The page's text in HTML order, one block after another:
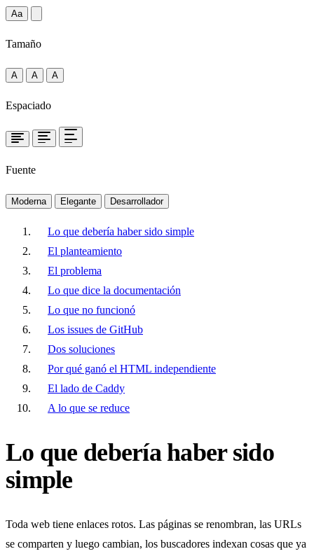
Aa
Tamaño
A A A
Espaciado
Fuente
Moderna Elegante Desarrollador
Lo que debería haber sido simple
El planteamiento
El problema
Lo que dice la documentación
Lo que no funcionó
Los issues de GitHub
Dos soluciones
Por qué ganó el HTML independiente
El lado de Caddy
A lo que se reduce
Lo que debería haber sido
simple
Toda web tiene enlaces rotos. Las páginas se renombran, las URLs
se comparten y luego cambian, los buscadores indexan cosas que ya